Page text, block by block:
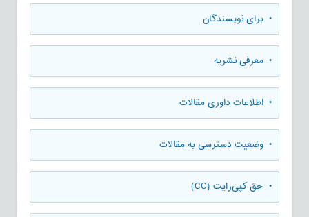
• برای نویسندگان
• معرفی نشریه
• اطلاعات داوری مقالات
• وضعیت دسترسی به مقالات
• حق کپی‌رایت (CC)